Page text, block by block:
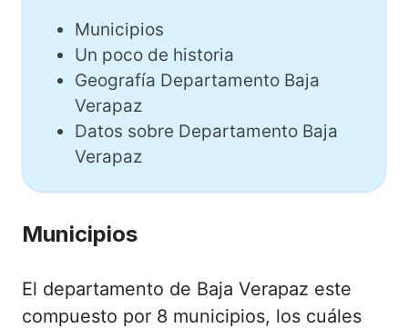
Municipios
Un poco de historia
Geografía Departamento Baja
Verapaz
Datos sobre Departamento Baja
Verapaz
Municipios
El departamento de Baja Verapaz este
compuesto por 8 municipios, los cuáles